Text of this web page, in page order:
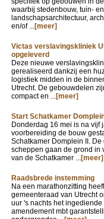
waarbij stedenbouw, tuin- en
landschapsarchitectuur,
en/of ...[meer]
Victas verslavingskliniek
opgeleverd
Deze nieuwe
gerealiseerd dankzij een
logistiek midden in de
Utrecht. De gebouwdelen
compact en ...[meer]
Start Schatkamer
Donderdag 16 mei is na vijf
voorbereiding de bouw
Schatkamer Domplein II. De
scheppen gaan de grond in
van de Schatkamer ...[meer]
Raadsbrede instemming
Na een marathonzitting
gemeenteraad van Utrecht
uur 's nachts het ingediende
amendement mbt